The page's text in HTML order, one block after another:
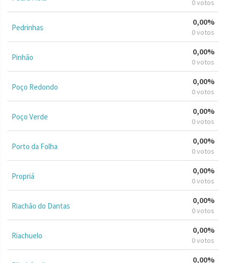
0 votos
Pedrinhas
0,00%
0 votos
Pinhão
0,00%
0 votos
Poço Redondo
0,00%
0 votos
Poço Verde
0,00%
0 votos
Porto da Folha
0,00%
0 votos
Propriá
0,00%
0 votos
Riachão do Dantas
0,00%
0 votos
Riachuelo
0,00%
0 votos
0,00%